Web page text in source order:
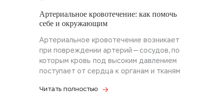
Артериальное кровотечение: как помочь
себе и окружающим
Артериальное кровотечение возникает
при повреждении артерий — сосудов, по
которым кровь под высоким давлением
поступает от сердца к органам и тканям
Читать полностью